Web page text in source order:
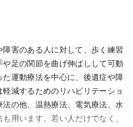
害のある人に対して、歩く練習
足の関節を曲げ伸ばしして可動
運動療法を中心に、後遺症や障
減するためのリハビリテーショ
法の他、温熱療法、電気療法、水
用います。若い人だけでなく、